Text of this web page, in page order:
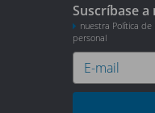
Suscríbase
nuestra Política
personal